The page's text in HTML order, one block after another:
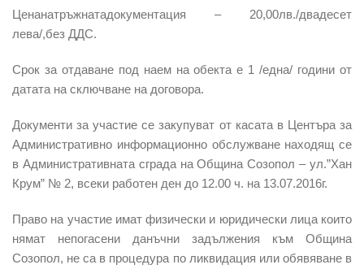
Ценанатръжнатадокументация – 20,00лв./двадесет
лева/,без ДДС.
Срок за отдаване под наем на обекта е 1 /една/ години от
датата на сключване на договора.
Документи за участие се закупуват от касата в Центъра за
Административно информационно обслужване находящ се
в Административната сграда на Община Созопол – ул.”Хан
Крум” № 2, всеки работен ден до 12.00 ч. на 13.07.2016г.
Право на участие имат физически и юридически лица които
нямат непогасени данъчни задължения към Община
Созопол, не са в процедура по ликвидация или обявяване в